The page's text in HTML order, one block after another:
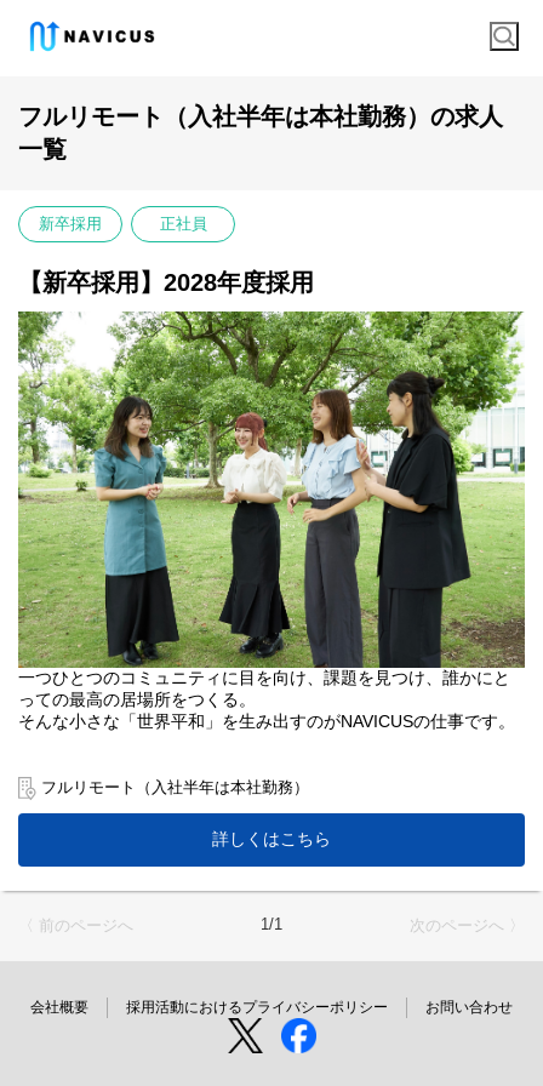
フルリモート（入社半年は本社勤務）の求人
一覧
新卒採用 正社員
【新卒採用】2028年度採用
一つひとつのコミュニティに目を向け、課題を見つけ、誰かにと
っての最高の居場所をつくる。
そんな小さな「世界平和」を生み出すのがNAVICUSの仕事です。
フルリモート（入社半年は本社勤務）
詳しくはこちら
〈 前のページへ 1/1 次のページへ 〉
会社概要 採用活動におけるプライバシーポリシー お問い合わせ